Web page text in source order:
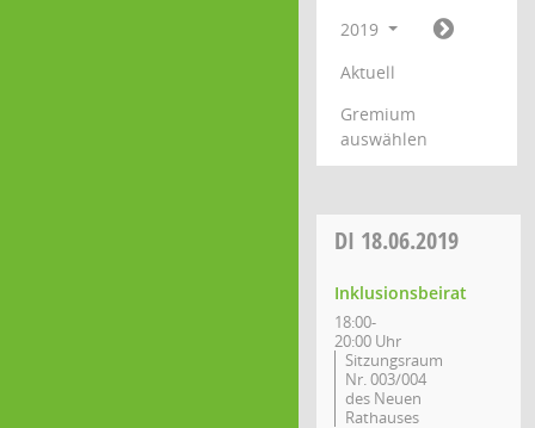
2019
Aktuell
Gremium
auswählen
DI 18.06.2019
Inklusionsbeirat
18:00-
20:00 Uhr
Sitzungsraum
Nr. 003/004
des Neuen
Rathauses